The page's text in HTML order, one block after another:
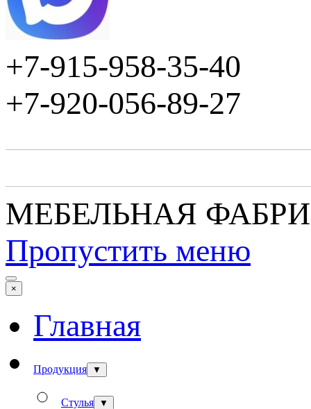
+7-915-958-35-40
+7-920-056-89-27
МЕБЕЛЬНАЯ
Пропустить меню
×
Главная
Продукция ▼
Стулья ▼